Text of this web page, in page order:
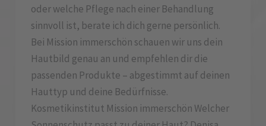
oder welche Pflege nach einer Behandlung
sinnvoll ist, berate ich dich gerne persönlich.
Bei Mission immerschön schauen wir uns dein
Hautbild genau an und empfehlen dir die
passenden Produkte – abgestimmt auf deinen
Hauttyp und deine Bedürfnisse.
Kosmetikinstitut Mission immerschön Welcher